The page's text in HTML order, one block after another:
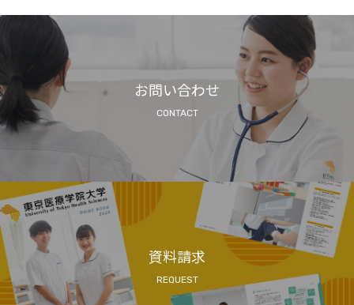
お問い合わせ
CONTACT
資料請求
REQUEST